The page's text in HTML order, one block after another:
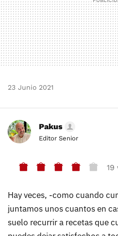
23 Junio 2021
Pakus
Editor Senior
19
Hay veces, -como cuando
juntamos unos cuantos en
suelo recurrir a recetas que